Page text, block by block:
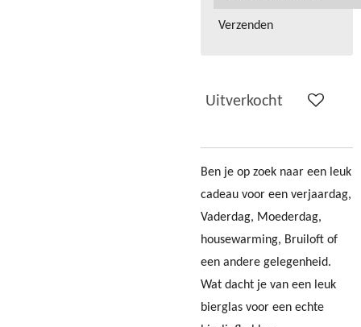
Verzenden
Uitverkocht
Ben je op zoek naar een leuk
cadeau voor een verjaardag,
Vaderdag, Moederdag,
housewarming, Bruiloft of
een andere gelegenheid.
Wat dacht je van een leuk
bierglas voor een echte